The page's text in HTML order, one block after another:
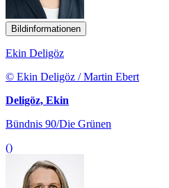
Bildinformationen
Ekin Deligöz
© Ekin Deligöz / Martin Ebert
Deligöz, Ekin
Bündnis 90/Die Grünen
()